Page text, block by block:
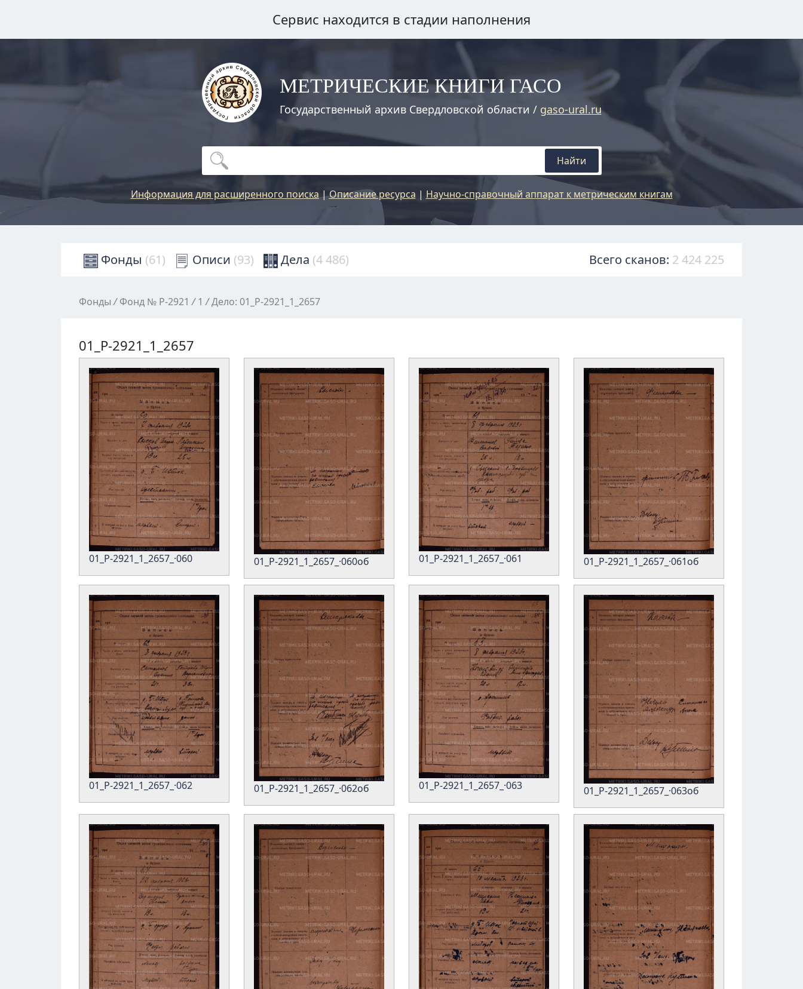
Сервис находится в стадии наполнения
МЕТРИЧЕСКИЕ КНИГИ ГАСО
Государственный архив Свердловской области / gaso-ural.ru
Найти
Информация для расширенного поиска|Описание ресурса | Научно-справочный аппарат к метрическим книгам
Фонды (61) Описи (93) Дела (4 486) Всего сканов: 2 424 225
Фонды / Фонд № Р-2921 / 1 /Дело: 01_Р-2921_1_2657
01_Р-2921_1_2657
01_Р-2921_1_2657_·060 01_Р-2921_1_2657_·060об 01_Р-2921_1_2657_·061 01_Р-2921_1_2657_·061об
01_Р-2921_1_2657_·062 01_Р-2921_1_2657_·062об 01_Р-2921_1_2657_·063 01_Р-2921_1_2657_·063об